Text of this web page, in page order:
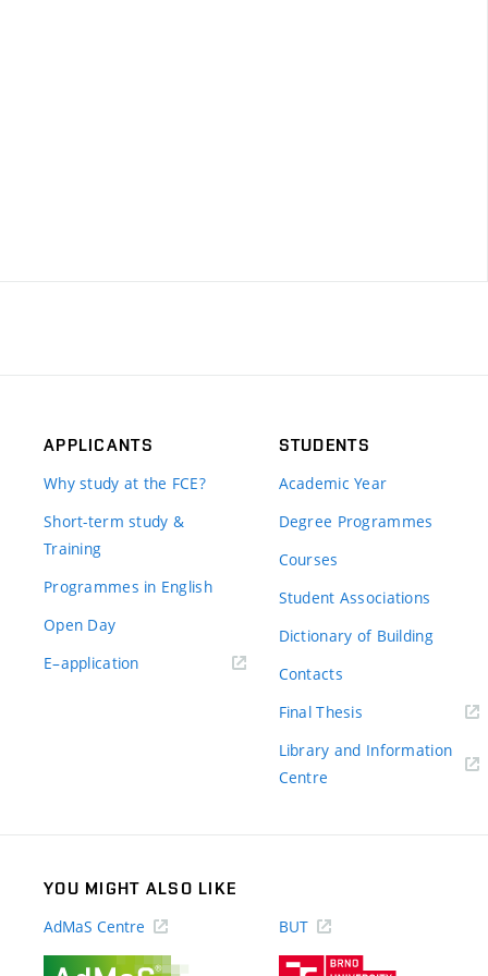
APPLICANTS
Why study at the FCE?
Short-term study &
Training
Programmes in English
Open Day
E–application(external
STUDENTS
Academic Year
Degree Programmes
Courses
Student Associations
Dictionary of Building
Contacts
Final Thesis
Library and Information
Centre
YOU MIGHT ALSO LIKE
AdMaS Centre
BUT